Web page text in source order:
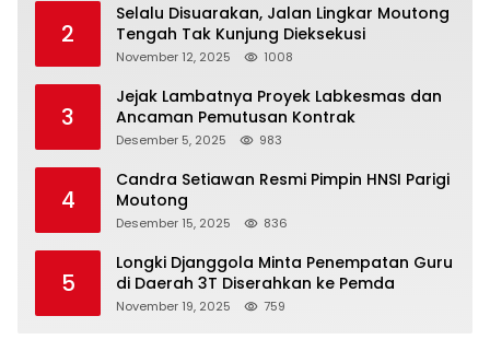
2
Selalu Disuarakan, Jalan Lingkar Moutong
Tengah Tak Kunjung Dieksekusi
November 12, 2025 1008
3
Jejak Lambatnya Proyek Labkesmas dan
Ancaman Pemutusan Kontrak
Desember 5, 2025 983
4
Candra Setiawan Resmi Pimpin HNSI Parigi
Moutong
Desember 15, 2025 836
5
Longki Djanggola Minta Penempatan Guru
di Daerah 3T Diserahkan ke Pemda
November 19, 2025 759